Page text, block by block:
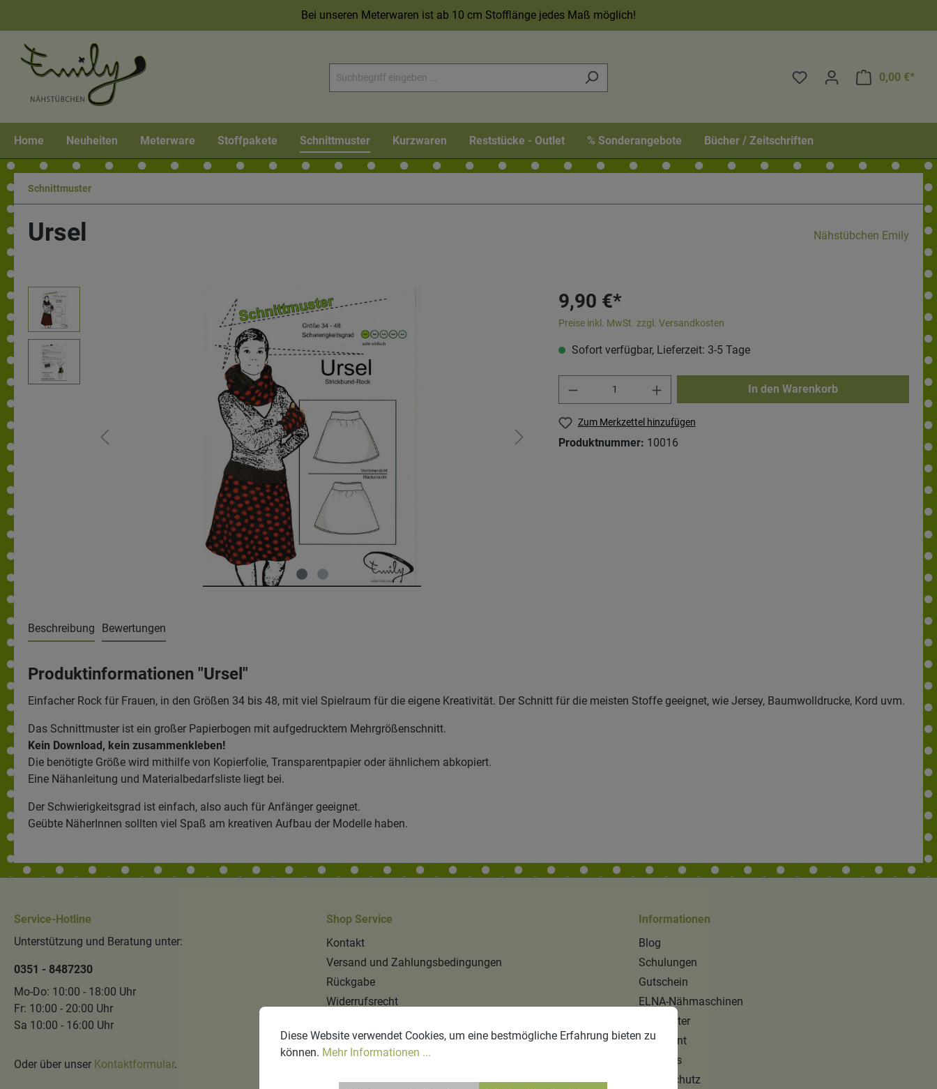
Bei unseren Meterwaren ist ab 10 cm Stofflänge jedes Maß möglich!
0,00 €*
Home Neuheiten Meterware Stoffpakete Schnittmuster Kurzwaren Reststücke - Outlet % Sonderangebote Bücher / Zeitschriften
Schnittmuster
Ursel Nähstübchen Emily
9,90 €*
Preise inkl. MwSt. zzgl. Versandkosten
Sofort verfügbar, Lieferzeit: 3-5 Tage
In den Warenkorb
Zum Merkzettel hinzufügen
Produktnummer: 10016
Beschreibung Bewertungen
Produktinformationen "Ursel"
Einfacher Rock für Frauen, in den Größen 34 bis 48, mit viel Spielraum für die eigene Kreativität. Der Schnitt für die meisten Stoffe geeignet, wie Jersey, Baumwolldrucke, Kord uvm.
Das Schnittmuster ist ein großer Papierbogen mit aufgedrucktem Mehrgrößenschnitt.
Kein Download, kein zusammenkleben!
Die benötigte Größe wird mithilfe von Kopierfolie, Transparentpapier oder ähnlichem abkopiert.
Eine Nähanleitung und Materialbedarfsliste liegt bei.
Der Schwierigkeitsgrad ist einfach, also auch für Anfänger geeignet.
Geübte NäherInnen sollten viel Spaß am kreativen Aufbau der Modelle haben.
Service-Hotline
Unterstützung und Beratung unter:
0351 - 8487230
Mo-Do: 10:00 - 18:00 Uhr
Fr: 10:00 - 20:00 Uhr
Sa 10:00 - 16:00 Uhr
Oder über unser Kontaktformular.
Shop Service
Kontakt
Versand und Zahlungsbedingungen
Rückgabe
Widerrufsrecht
Informationen
Blog
Schulungen
Gutschein
ELNA-Nähmaschinen
Newsletter
Sortiment
Über uns
Datenschutz
Diese Website verwendet Cookies, um eine bestmögliche Erfahrung bieten zu
können. Mehr Informationen ...